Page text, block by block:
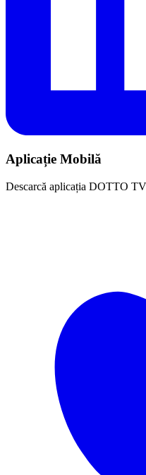
Aplicație Mobilă
Descarcă aplicația DOTTO